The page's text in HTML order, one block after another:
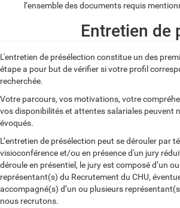
l’ensemble des documents requis
Entretien de
L'entretien de présélection constitue un des
étape a pour but de vérifier si votre profil
recherchée.
Votre parcours, vos motivations, votre
vos disponibilités et attentes salariales peuvent
évoqués.
L’entretien de présélection peut se dérouler par
visioconférence et/ou en présence d'un jury
déroule en présentiel, le jury est composé d’un
représentant(s) du Recrutement du CHU,
accompagné(s) d’un ou plusieurs
nous recrutons.